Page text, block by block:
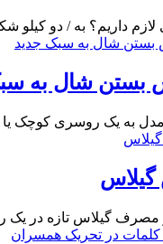
داریم؟ به / دو کیلو
بستن شال به
مدل به یک روسری کوچک
مصرف گیلاس تازه در یک